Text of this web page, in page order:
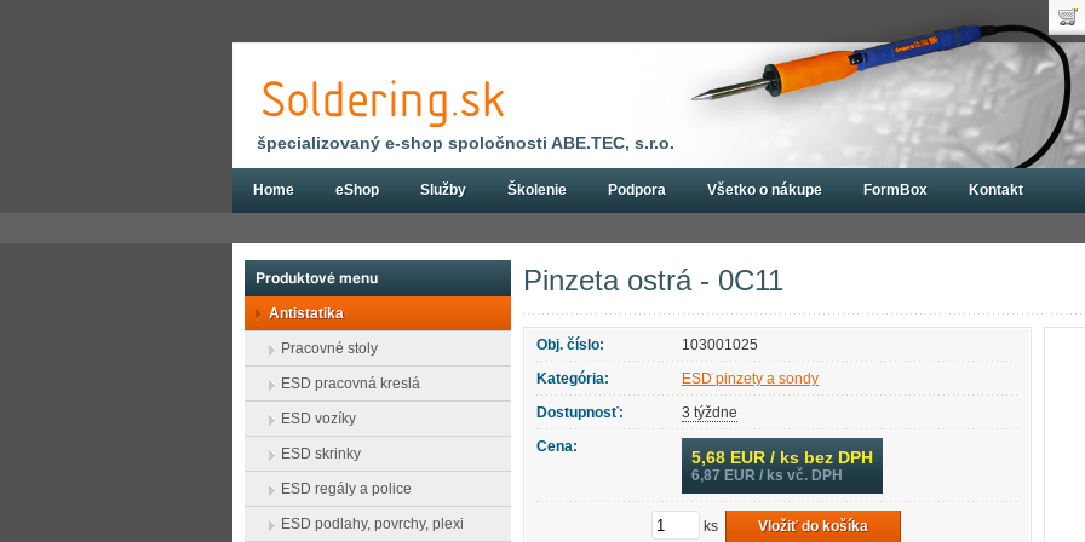
Pinzeta ostrá - 0C11
Obj. číslo:
103001025
Kategória:
ESD pinzety a sondy
Dostupnosť:
3 týždne
Cena:
5,68 EUR / ks bez DPH
6,87 EUR / ks vč. DPH
ks Vložiť do košíka
Produktové menu
Antistatika
Pracovné stoly
ESD pracovná kreslá
ESD vozíky
ESD skrinky
ESD regály a police
ESD podlahy, povrchy, plexi
špecializovaný e-shop spoločnosti ABE.TEC, s.r.o.
Home eShop Služby Školenie Podpora Všetko o nákupe FormBox Kontakt